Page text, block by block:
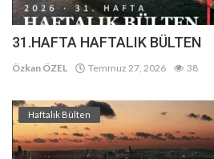
31.HAFTA HAFTALIK BÜLTEN
Özkan ÖZEL Temmuz 27, 2026 38
Haftalık Bülten